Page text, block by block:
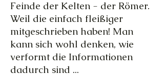
Feinde der Kelten - der Römer.
Weil die einfach fleißiger
mitgeschrieben haben! Man
kann sich wohl denken, wie
verformt die Informationen
dadurch sind ...